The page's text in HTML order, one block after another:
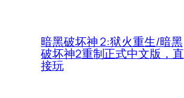
暗黑破坏神 2:狱火重生/暗黑
破坏神2重制正式中文版，直
接玩